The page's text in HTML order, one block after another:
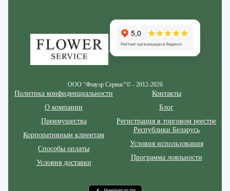
ООО "Флауэр Сервис"© - 2012-2026
Политика конфиденциальности
О компании
Преимущества
Корпоративным клиентам
Способы оплаты
Условия доставки
Контакты
Блог
Регистрация в торговом реестре
Республики Беларусь
Условия использования
Программа лояльности